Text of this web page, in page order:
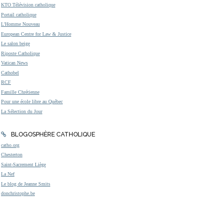
KTO Télévision catholique
Portail catholique
L'Homme Nouveau
European Centre for Law & Justice
Le salon beige
Riposte Catholique
Vatican News
Cathobel
RCF
Famille Chrétienne
Pour une école libre au Québec
La Sélection du Jour
BLOGOSPHÈRE CATHOLIQUE
catho.org
Chesterton
Saint-Sacrement Liège
La Nef
Le blog de Jeanne Smits
donchristophe.be